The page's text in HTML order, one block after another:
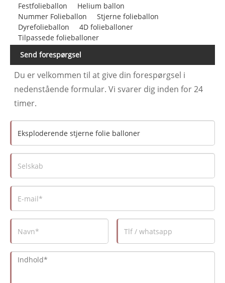
Festfolieballon
Helium ballon
Nummer Folieballon
Stjerne folieballon
Dyrefolieballon
4D folieballoner
Tilpassede folieballoner
Send forespørgsel
Du er velkommen til at give din forespørgsel i
nedenstående formular. Vi svarer dig inden for 24
timer.